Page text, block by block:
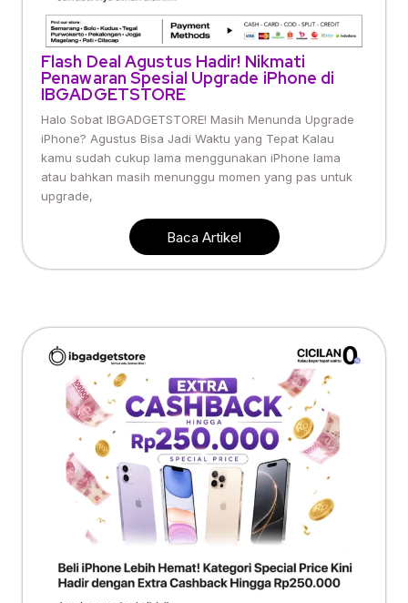
Flash Deal Agustus Hadir! Nikmati
Penawaran Spesial Upgrade iPhone di
IBGADGETSTORE
Halo Sobat IBGADGETSTORE! Masih Menunda Upgrade
iPhone? Agustus Bisa Jadi Waktu yang Tepat Kalau
kamu sudah cukup lama menggunakan iPhone lama
atau bahkan masih menunggu momen yang pas untuk
upgrade,
Baca Artikel